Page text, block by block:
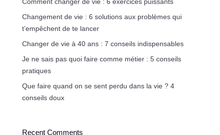
Changement de vie : 6 solutions aux problèmes qui
t’empêchent de te lancer
Changer de vie à 40 ans : 7 conseils indispensables
Je ne sais pas quoi faire comme métier : 5 conseils
pratiques
Que faire quand on se sent perdu dans la vie ? 4
conseils doux
Recent Comments